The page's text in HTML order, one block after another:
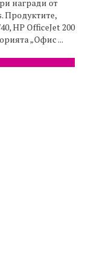
награди от
Продуктите,
HP OfficeJet 200
„Офис ...